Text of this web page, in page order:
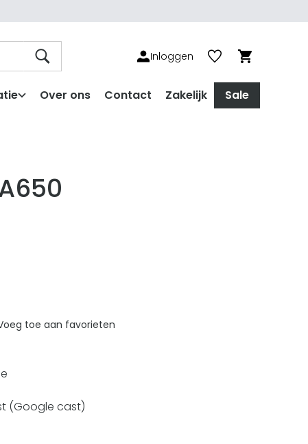
Inloggen
Over ons Contact Zakelijk Sale
toe aan favorieten
(Google cast)